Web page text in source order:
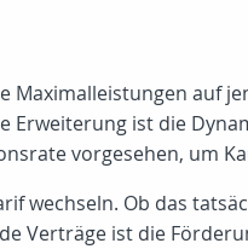
auf
Erweiterung ist die
vorgesehen, um
wechseln. Ob das
Verträge ist die